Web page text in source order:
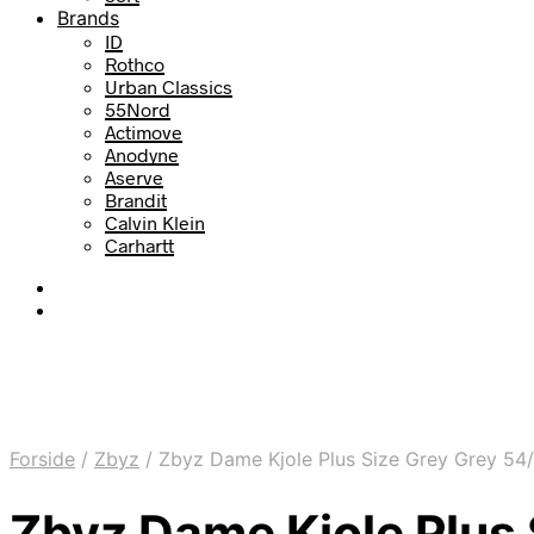
Brands
ID
Rothco
Urban Classics
55Nord
Actimove
Anodyne
Aserve
Brandit
Calvin Klein
Carhartt
Forside / Zbyz / Zbyz Dame Kjole Plus Size Grey Grey